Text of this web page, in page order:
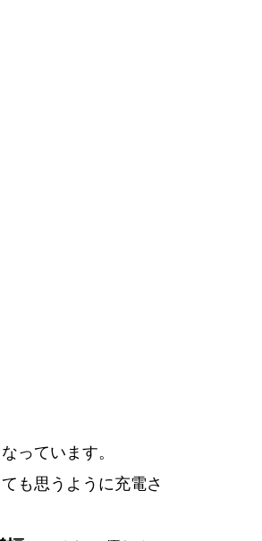
っています。
も思うように充電さ